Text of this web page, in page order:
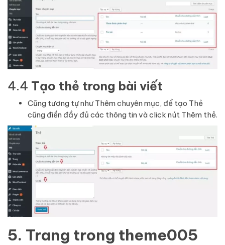
4.4 Tạo thẻ trong bài viết
Cũng tương tự như Thêm chuyên mục, để tạo Thẻ
cũng điền đầy đủ các thông tin và click nút Thêm thẻ.
5. Trang trong theme005